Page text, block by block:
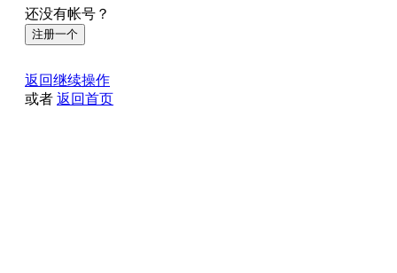
还没有帐号？
注册一个
返回继续操作
或者 返回首页